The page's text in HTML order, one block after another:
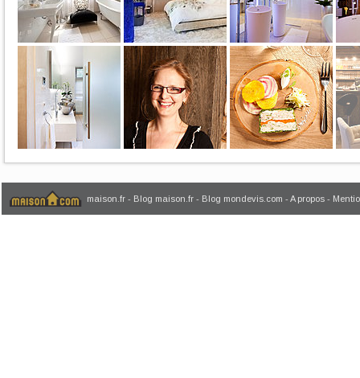
maison.fr - Blog maison.fr - Blog mondevis.com - A propos -